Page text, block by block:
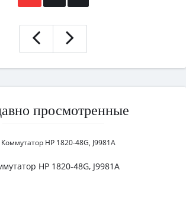
просмотренные
HP 1820-48G, J9981A